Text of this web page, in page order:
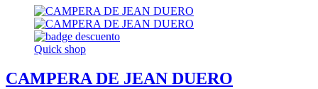
Quick shop
CAMPERA DE JEAN DUERO